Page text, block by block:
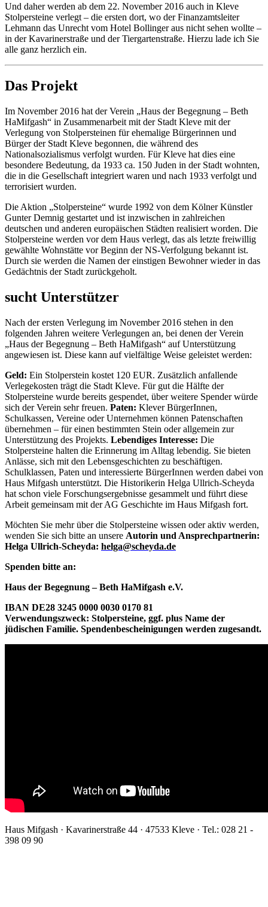
Und daher werden ab dem 22. November 2016 auch in Kleve
Stolpersteine verlegt – die ersten dort, wo der Finanzamtsleiter
Lehmann das Unrecht vom Hotel Bollinger aus nicht sehen wollte –
in der Kavarinerstraße und der Tiergartenstraße. Hierzu lade ich Sie
alle ganz herzlich ein.
Das Projekt
Im November 2016 hat der Verein „Haus der Begegnung – Beth
HaMifgash“ in Zusammenarbeit mit der Stadt Kleve mit der
Verlegung von Stolpersteinen für ehemalige Bürgerinnen und
Bürger der Stadt Kleve begonnen, die während des
Nationalsozialismus verfolgt wurden. Für Kleve hat dies eine
besondere Bedeutung, da 1933 ca. 150 Juden in der Stadt wohnten,
die in die Gesellschaft integriert waren und nach 1933 verfolgt und
terrorisiert wurden.
Die Aktion „Stolpersteine“ wurde 1992 von dem Kölner Künstler
Gunter Demnig gestartet und ist inzwischen in zahlreichen
deutschen und anderen europäischen Städten realisiert worden. Die
Stolpersteine werden vor dem Haus verlegt, das als letzte freiwillig
gewählte Wohnstätte vor Beginn der NS-Verfolgung bekannt ist.
Durch sie werden die Namen der einstigen Bewohner wieder in das
Gedächtnis der Stadt zurückgeholt.
sucht Unterstützer
Nach der ersten Verlegung im November 2016 stehen in den
folgenden Jahren weitere Verlegungen an, bei denen der Verein
„Haus der Begegnung – Beth HaMifgash“ auf Unterstützung
angewiesen ist. Diese kann auf vielfältige Weise geleistet werden:
Geld: Ein Stolperstein kostet 120 EUR. Zusätzlich anfallende
Verlegekosten trägt die Stadt Kleve. Für gut die Hälfte der
Stolpersteine wurde bereits gespendet, über weitere Spender würde
sich der Verein sehr freuen. Paten: Klever Bürger­Innen,
Schulkassen, Vereine oder Unternehmen können Patenschaften
übernehmen – für einen bestimmten Stein oder allgemein zur
Unterstützung des Projekts. Lebendiges Interesse: Die
Stolpersteine halten die Erinnerung im Alltag lebendig. Sie bieten
Anlässe, sich mit den Lebensgeschichten zu beschäftigen.
Schulklassen, Paten und interessierte Bürger­Innen werden dabei von
Haus Mifgash unterstützt. Die Historikerin Helga Ullrich-Scheyda
hat schon viele For­schungs­ergebnisse gesammelt und führt diese
Arbeit gemeinsam mit der AG Geschichte im Haus Mifgash fort.
Möchten Sie mehr über die Stolpersteine wissen oder aktiv werden,
wenden Sie sich bitte an unsere Autorin und Ansprechpartnerin:
Helga Ullrich-Scheyda: helga@scheyda.de
Spenden bitte an:
Haus der Begegnung – Beth HaMifgash e.V.
IBAN DE28 3245 0000 0030 0170 81
Verwendungszweck: Stolpersteine, ggf. plus Name der
jüdischen Familie. Spendenbescheinigungen werden zugesandt.
Haus Mifgash · Kavarinerstraße 44 · 47533 Kleve · Tel.: 028 21 -
398 09 90